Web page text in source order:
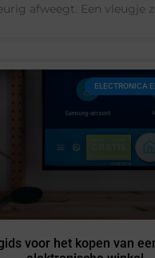
afweegt. Een vleugje
ELECTRONICA
voor het kopen van